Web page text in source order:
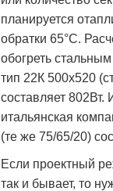
планируется
обратки 65°С.
обогреть
тип 22К 500х520
составляет
итальянская
(те же 75/65/20)
Если проектный
так и бывает, то